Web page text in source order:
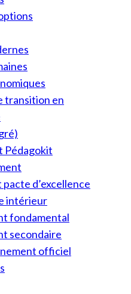
transition en
Pédagokit
d’excellence
intérieur
fondamental
secondaire
officiel